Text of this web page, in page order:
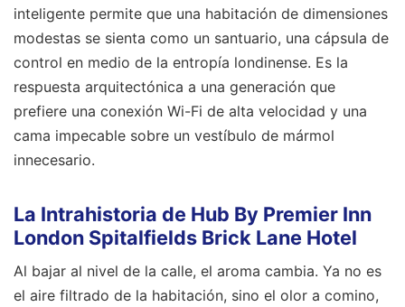
inteligente permite que una habitación de dimensiones
modestas se sienta como un santuario, una cápsula de
control en medio de la entropía londinense. Es la
respuesta arquitectónica a una generación que
prefiere una conexión Wi-Fi de alta velocidad y una
cama impecable sobre un vestíbulo de mármol
innecesario.
La Intrahistoria de Hub By Premier Inn
London Spitalfields Brick Lane Hotel
Al bajar al nivel de la calle, el aroma cambia. Ya no es
el aire filtrado de la habitación, sino el olor a comino,